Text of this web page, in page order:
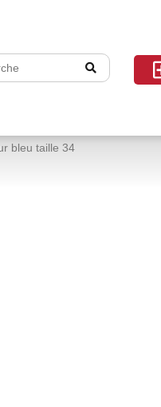
bleu taille 34